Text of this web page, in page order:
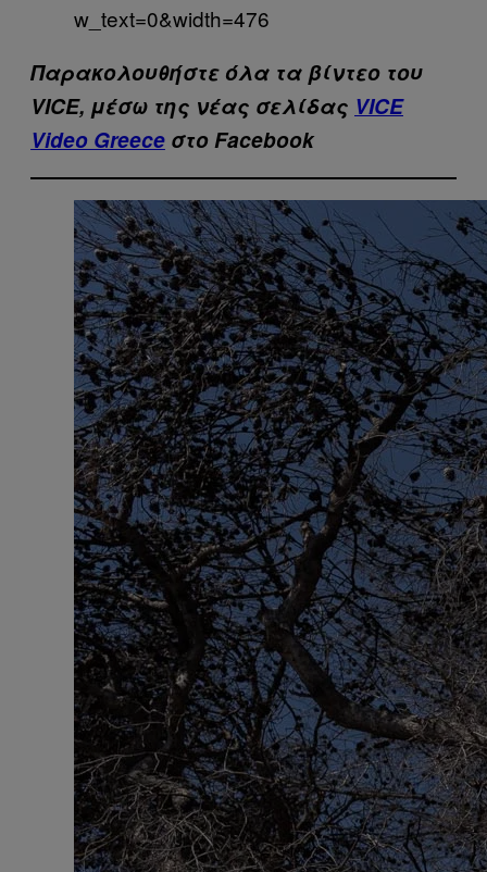
w_text=0&width=476
Παρακολουθήστε όλα τα βίντεo του
VICE, μέσω της νέας σελίδας VICE
Video Greece στο Facebook